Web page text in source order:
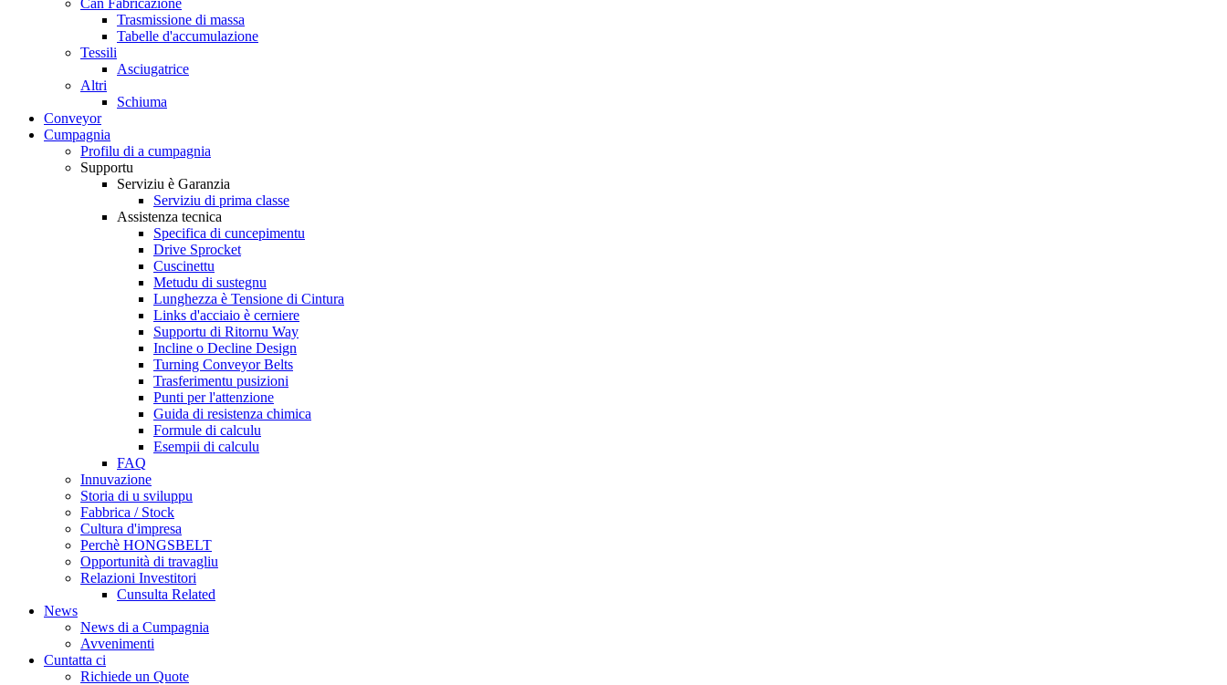
Can Fabricazione
Trasmissione di massa
Tabelle d'accumulazione
Tessili
Asciugatrice
Altri
Schiuma
Conveyor
Cumpagnia
Profilu di a cumpagnia
Supportu
Serviziu è Garanzia
Serviziu di prima classe
Assistenza tecnica
Specifica di cuncepimentu
Drive Sprocket
Cuscinettu
Metudu di sustegnu
Lunghezza è Tensione di Cintura
Links d'acciaio è cerniere
Supportu di Ritornu Way
Incline o Decline Design
Turning Conveyor Belts
Trasferimentu pusizioni
Punti per l'attenzione
Guida di resistenza chimica
Formule di calculu
Esempii di calculu
FAQ
Innuvazione
Storia di u sviluppu
Fabbrica / Stock
Cultura d'impresa
Perchè HONGSBELT
Opportunità di travagliu
Relazioni Investitori
Cunsulta Related
News
News di a Cumpagnia
Avvenimenti
Cuntatta ci
Richiede un Quote